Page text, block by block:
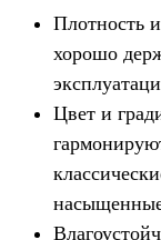
Плотность
хорошо
Цвет и